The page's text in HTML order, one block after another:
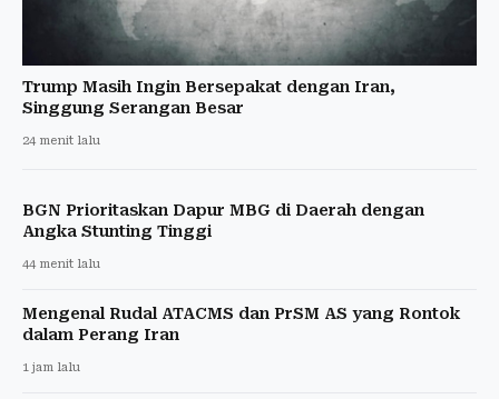
Trump Masih Ingin Bersepakat dengan Iran,
Singgung Serangan Besar
24 menit lalu
BGN Prioritaskan Dapur MBG di Daerah dengan
Angka Stunting Tinggi
44 menit lalu
Mengenal Rudal ATACMS dan PrSM AS yang Rontok
dalam Perang Iran
1 jam lalu